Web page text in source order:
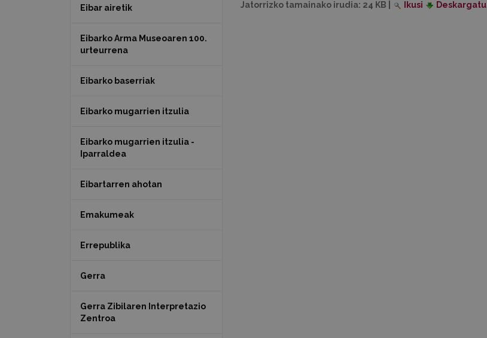
Jatorrizko tamainako irudia: 24 KB Ikusi Deskargatu
Eibar airetik
Eibarko Arma Museoaren 100.
urteurrena
Eibarko baserriak
Eibarko mugarrien itzulia
Eibarko mugarrien itzulia -
Iparraldea
Eibartarren ahotan
Emakumeak
Errepublika
Gerra
Gerra Zibilaren Interpretazio
Zentroa